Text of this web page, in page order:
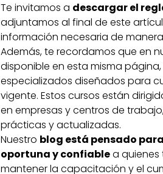
Te invitamos a descargar el
adjuntamos al final de este
información necesaria de
Además, te recordamos que en
disponible en esta misma
especializados diseñados para
vigente. Estos cursos están
en empresas y centros de
prácticas y actualizadas.
Nuestro blog está pensado
oportuna y confiablea quienes
mantener la capacitación y el